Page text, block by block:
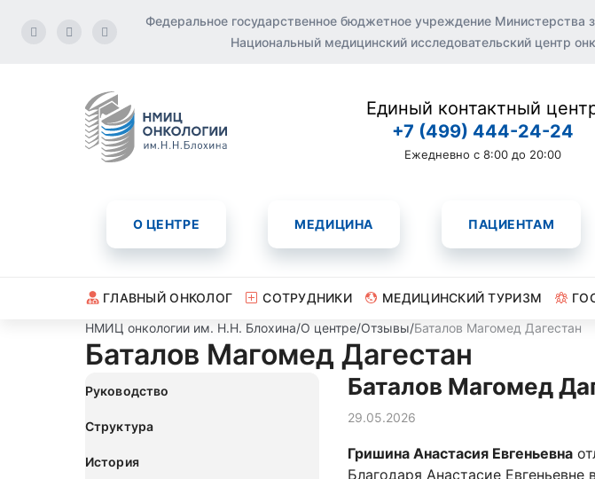
Федеральное государственное бюджетное учреждение Министерства
Национальный медицинский исследовательский центр
Единый контактный
+7 (499) 444-24-24
Ежедневно с 8:00 до 20:00
О ЦЕНТРЕ МЕДИЦИНА ПАЦИЕНТАМ
ГЛАВНЫЙ ОНКОЛОГ СОТРУДНИКИ МЕДИЦИНСКИЙ ТУРИЗМ
НМИЦ онкологии им. Н.Н. Блохина/О центре/Отзывы/Баталов Магомед Дагестан
Баталов Магомед Дагестан
Руководство
Структура
История
Баталов Магомед
29.05.2026
Гришина Анастасия Евгеньевна
Благодаря Анастасие